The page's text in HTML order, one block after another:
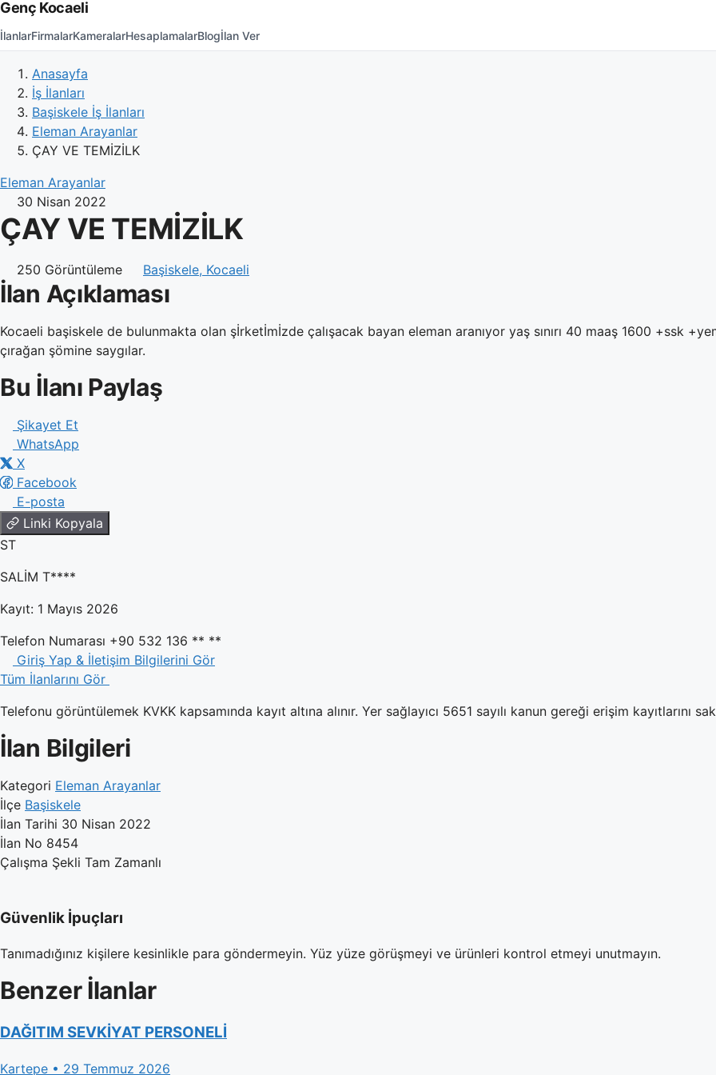
Genç Kocaeli
İlanlarFirmalarKameralarHesaplamalarBlogİlan Ver
Anasayfa
İş İlanları
Başiskele İş İlanları
Eleman Arayanlar
ÇAY VE TEMİZİLK
Eleman Arayanlar
30 Nisan 2022
ÇAY VE TEMİZİLK
250 Görüntüleme Başiskele, Kocaeli
İlan Açıklaması
Kocaeli başiskele de bulunmakta olan şİrketİmİzde çalışacak bayan eleman aranıyor yaş sınırı 40 maaş 1600 +ssk
çırağan şömine saygılar.
Bu İlanı Paylaş
Şikayet Et
WhatsApp
X
Facebook
E-posta
Linki Kopyala
ST
SALİM T****
Kayıt: 1 Mayıs 2026
Telefon Numarası +90 532 136 ** **
Giriş Yap & İletişim Bilgilerini Gör
Tüm İlanlarını Gör
Telefonu görüntülemek KVKK kapsamında kayıt altına alınır. Yer sağlayıcı 5651 sayılı kanun gereği erişim kayıtlarını
İlan Bilgileri
Kategori Eleman Arayanlar
İlçe Başiskele
İlan Tarihi 30 Nisan 2022
İlan No 8454
Çalışma Şekli Tam Zamanlı
Güvenlik İpuçları
Tanımadığınız kişilere kesinlikle para göndermeyin. Yüz yüze görüşmeyi ve ürünleri kontrol etmeyi unutmayın.
Benzer İlanlar
DAĞITIM SEVKİYAT PERSONELİ
Kartepe • 29 Temmuz 2026